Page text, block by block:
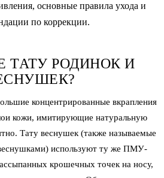
основные правила ухода и
по коррекции.
ТАТУ РОДИНОК И
концентрированные вкрапления
кожи, имитирующие натуральную
Тату веснушек (также называемые
используют ту же ПМУ-
крошечных точек на носу,